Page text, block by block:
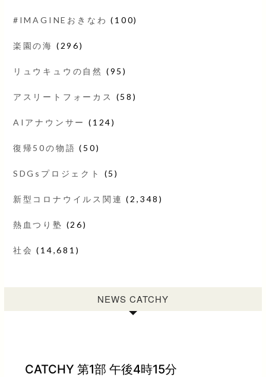
#IMAGINEおきなわ (100)
楽園の海 (296)
リュウキュウの自然 (95)
アスリートフォーカス (58)
AIアナウンサー (124)
復帰50の物語 (50)
SDGsプロジェクト (5)
新型コロナウイルス関連 (2,348)
熱血つり塾 (26)
社会 (14,681)
NEWS CATCHY
CATCHY 第1部 午後4時15分